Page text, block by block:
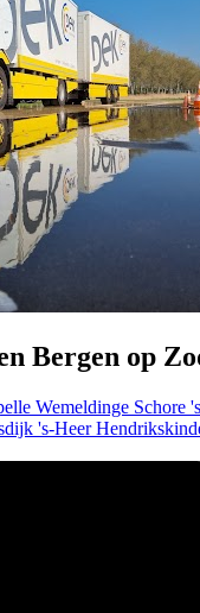
Bergen op
Wemeldinge Schore
's-Heer